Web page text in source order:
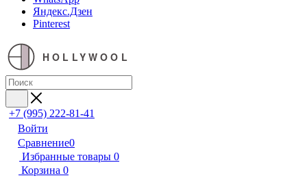
Яндекс.Дзен
Pinterest
HOLLYWOOL
+7 (995) 222-81-41
Войти
Сравнение0
Избранные товары 0
Корзина 0